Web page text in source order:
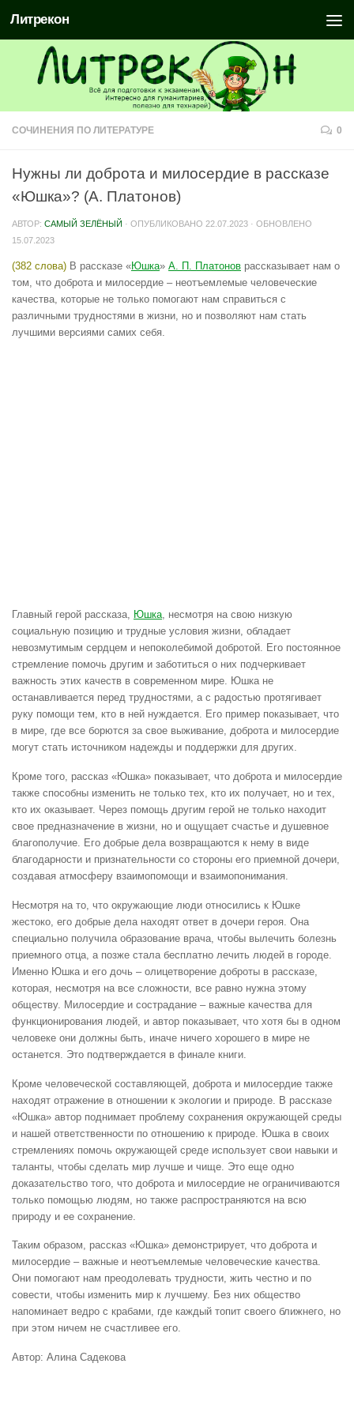
Литрекон
СОЧИНЕНИЯ ПО ЛИТЕРАТУРЕ 0
Нужны ли доброта и милосердие в рассказе
«Юшка»? (А. Платонов)
АВТОР: САМЫЙ ЗЕЛЁНЫЙ · ОПУБЛИКОВАНО 22.07.2023 · ОБНОВЛЕНО
15.07.2023
(382 слова) В рассказе «Юшка» А. П. Платонов рассказывает нам о
том, что доброта и милосердие – неотъемлемые человеческие
качества, которые не только помогают нам справиться с
различными трудностями в жизни, но и позволяют нам стать
лучшими версиями самих себя.
Главный герой рассказа, Юшка, несмотря на свою низкую
социальную позицию и трудные условия жизни, обладает
невозмутимым сердцем и непоколебимой добротой. Его постоянное
стремление помочь другим и заботиться о них подчеркивает
важность этих качеств в современном мире. Юшка не
останавливается перед трудностями, а с радостью протягивает
руку помощи тем, кто в ней нуждается. Его пример показывает, что
в мире, где все борются за свое выживание, доброта и милосердие
могут стать источником надежды и поддержки для других.
Кроме того, рассказ «Юшка» показывает, что доброта и милосердие
также способны изменить не только тех, кто их получает, но и тех,
кто их оказывает. Через помощь другим герой не только находит
свое предназначение в жизни, но и ощущает счастье и душевное
благополучие. Его добрые дела возвращаются к нему в виде
благодарности и признательности со стороны его приемной дочери,
создавая атмосферу взаимопомощи и взаимопонимания.
Несмотря на то, что окружающие люди относились к Юшке
жестоко, его добрые дела находят ответ в дочери героя. Она
специально получила образование врача, чтобы вылечить болезнь
приемного отца, а позже стала бесплатно лечить людей в городе.
Именно Юшка и его дочь – олицетворение доброты в рассказе,
которая, несмотря на все сложности, все равно нужна этому
обществу. Милосердие и сострадание – важные качества для
функционирования людей, и автор показывает, что хотя бы в одном
человеке они должны быть, иначе ничего хорошего в мире не
останется. Это подтверждается в финале книги.
Кроме человеческой составляющей, доброта и милосердие также
находят отражение в отношении к экологии и природе. В рассказе
«Юшка» автор поднимает проблему сохранения окружающей среды
и нашей ответственности по отношению к природе. Юшка в своих
стремлениях помочь окружающей среде использует свои навыки и
таланты, чтобы сделать мир лучше и чище. Это еще одно
доказательство того, что доброта и милосердие не ограничиваются
только помощью людям, но также распространяются на всю
природу и ее сохранение.
Таким образом, рассказ «Юшка» демонстрирует, что доброта и
милосердие – важные и неотъемлемые человеческие качества.
Они помогают нам преодолевать трудности, жить честно и по
совести, чтобы изменить мир к лучшему. Без них общество
напоминает ведро с крабами, где каждый топит своего ближнего, но
при этом ничем не счастливее его.
Автор: Алина Садекова